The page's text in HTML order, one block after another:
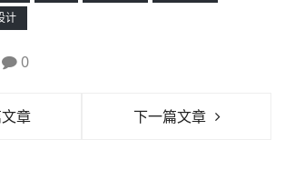
计
0
章 下一篇文章